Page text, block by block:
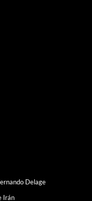
Delage
Irán